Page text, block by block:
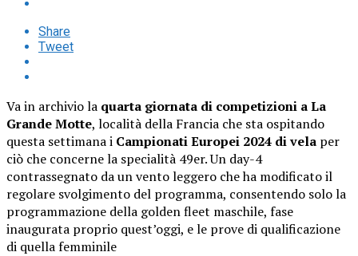
Share
Tweet
Va in archivio la quarta giornata di competizioni a La
Grande Motte, località della Francia che sta ospitando
questa settimana i Campionati Europei 2024 di vela per
ciò che concerne la specialità 49er. Un day-4
contrassegnato da un vento leggero che ha modificato il
regolare svolgimento del programma, consentendo solo la
programmazione della golden fleet maschile, fase
inaugurata proprio quest’oggi, e le prove di qualificazione
di quella femminile